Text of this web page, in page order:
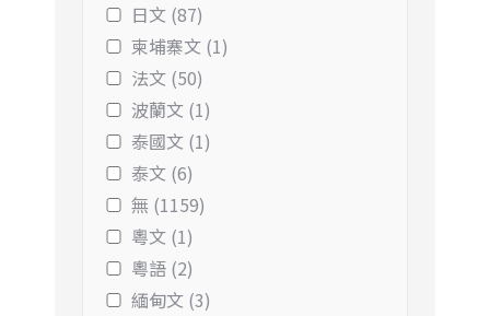
日文 (87)
柬埔寨文 (1)
法文 (50)
波蘭文 (1)
泰國文 (1)
泰文 (6)
無 (1159)
粵文 (1)
粵語 (2)
緬甸文 (3)